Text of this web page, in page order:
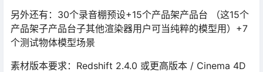
另外还有：30个录音棚预设+15个产品架产品台 （这15个
产品架子产品台子其他渲染器用户可当纯粹的模型用）+7
个测试物体模型场景
素材版本要求：Redshift 2.4.0 或更高版本 / Cinema 4D